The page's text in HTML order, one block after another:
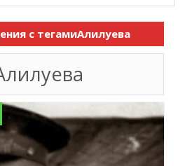
с тегамиАлилуева